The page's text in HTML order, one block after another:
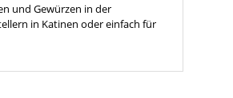
und Gewürzen in der
in Katinen oder einfach für